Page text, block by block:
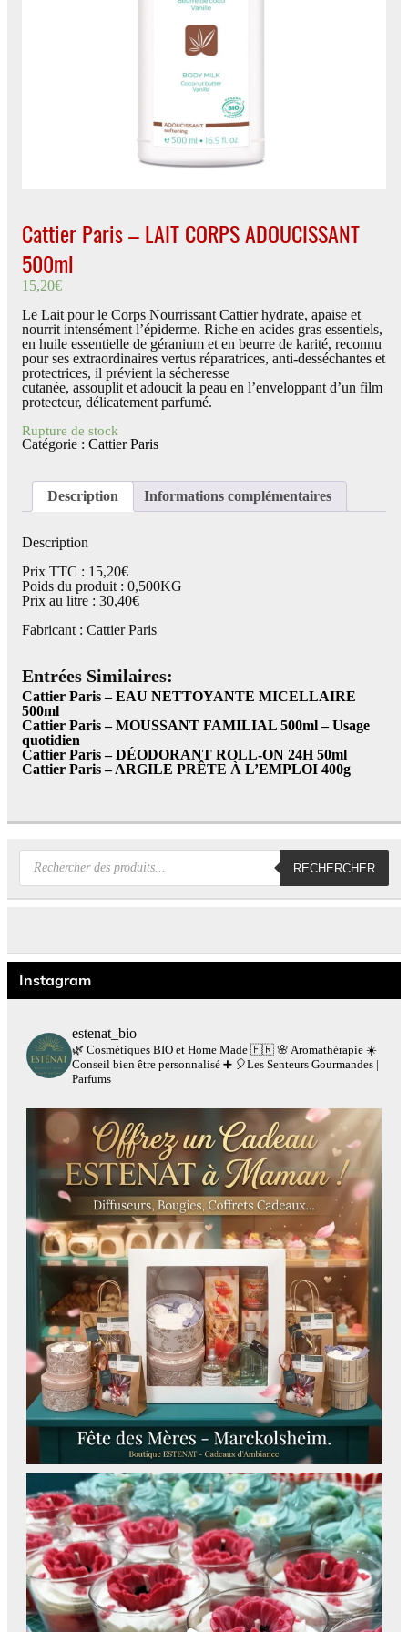
Cattier Paris – LAIT CORPS ADOUCISSANT
500ml
15,20€
Le Lait pour le Corps Nourrissant Cattier hydrate, apaise et
nourrit intensément l’épiderme. Riche en acides gras essentiels,
en huile essentielle de géranium et en beurre de karité, reconnu
pour ses extraordinaires vertus réparatrices, anti-desséchantes et
protectrices, il prévient la sécheresse
cutanée, assouplit et adoucit la peau en l’enveloppant d’un film
protecteur, délicatement parfumé.
Rupture de stock
Catégorie : Cattier Paris
Description Informations complémentaires
Description
Prix TTC : 15,20€
Poids du produit : 0,500KG
Prix au litre : 30,40€
Fabricant : Cattier Paris
Entrées Similaires:
Cattier Paris – EAU NETTOYANTE MICELLAIRE
500ml
Cattier Paris – MOUSSANT FAMILIAL 500ml – Usage
quotidien
Cattier Paris – DÉODORANT ROLL-ON 24H 50ml
Cattier Paris – ARGILE PRÊTE À L’EMPLOI 400g
Recherche
produits
RECHERCHER
Instagram
estenat_bio
🌿 Cosmétiques BIO et Home Made 🇫🇷🌸 Aromathérapie☀️
Conseil bien être personnalisé➕🎈Les Senteurs Gourmandes |
Parfums